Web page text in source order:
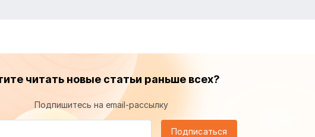
читать новые статьи раньше всех?
Подпишитесь на email-рассылку
Подписаться